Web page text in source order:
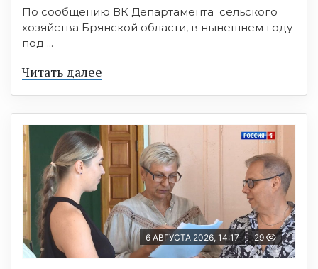
По сообщению ВК Департамента сельского
хозяйства Брянской области, в нынешнем году
под ...
Читать далее
6 АВГУСТА 2026, 14:17 29